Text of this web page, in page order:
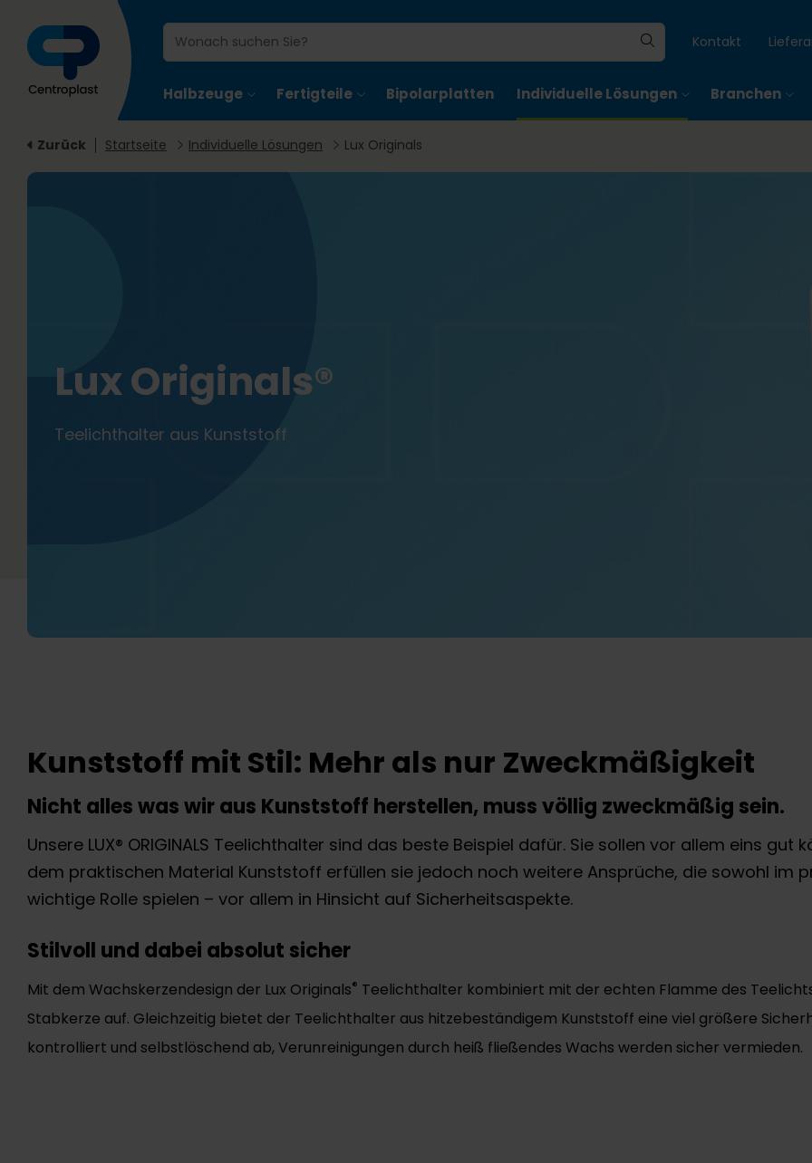
Kontakt
Halbzeuge Fertigteile Bipolarplatten Individuelle Lösungen Branchen
Zurück Startseite Individuelle Lösungen Lux Originals
Lux Originals®
Teelichthalter aus Kunststoff
Kunststoff mit Stil: Mehr als nur Zweckmäßigkeit
Nicht alles was wir aus Kunststoff herstellen, muss völlig zweckmäßig sein.
Unsere LUX® ORIGINALS Teelichthalter sind das beste Beispiel dafür. Sie sollen vor allem eins
dem praktischen Material Kunststoff erfüllen sie jedoch noch weitere Ansprüche, die sowohl im
wichtige Rolle spielen – vor allem in Hinsicht auf Sicherheitsaspekte.
Stilvoll und dabei absolut sicher
Mit dem Wachskerzendesign der Lux Originals® Teelichthalter kombiniert mit der echten Flamme des
Stabkerze auf. Gleichzeitig bietet der Teelichthalter aus hitzebeständigem Kunststoff eine viel größere
kontrolliert und selbstlöschend ab, Verunreinigungen durch heiß fließendes Wachs werden sicher vermieden.